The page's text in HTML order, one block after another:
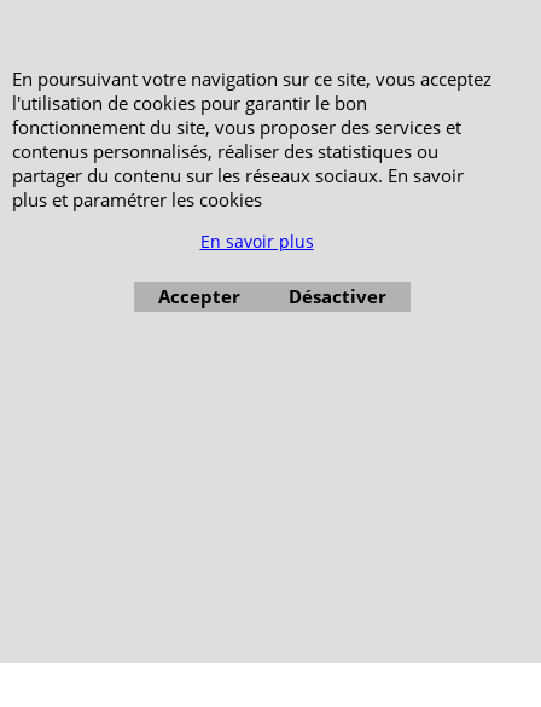
En poursuivant votre navigation sur ce site, vous acceptez
l'utilisation de cookies pour garantir le bon
fonctionnement du site, vous proposer des services et
contenus personnalisés, réaliser des statistiques ou
partager du contenu sur les réseaux sociaux. En savoir
plus et paramétrer les cookies
En savoir plus
Accepter Désactiver